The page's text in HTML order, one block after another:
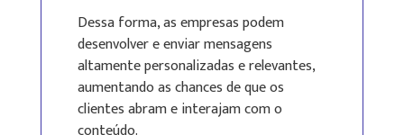
Dessa forma, as empresas podem
desenvolver e enviar mensagens
altamente personalizadas e relevantes,
aumentando as chances de que os
clientes abram e interajam com o